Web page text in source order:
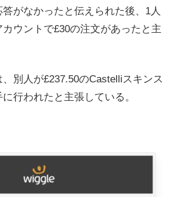
がなかったと伝えられた後、1人
ウントで£30の注文があったと主
別人が£237.50のCastelliスキンス
行われたと主張している。